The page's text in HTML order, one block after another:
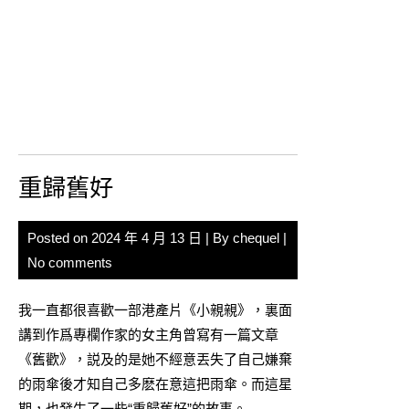
重歸舊好
Posted on 2024 年 4 月 13 日 | By chequel |
No comments
我一直都很喜歡一部港產片《小親親》，裏面
講到作爲專欄作家的女主角曾寫有一篇文章
《舊歡》，説及的是她不經意丟失了自己嫌棄
的雨傘後才知自己多麽在意這把雨傘。而這星